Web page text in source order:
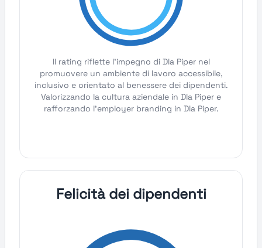
Il rating riflette l'impegno di Dla Piper nel
promuovere un ambiente di lavoro accessibile,
inclusivo e orientato al benessere dei dipendenti.
Valorizzando la cultura aziendale in Dla Piper e
rafforzando l'employer branding in Dla Piper.
Felicità dei dipendenti